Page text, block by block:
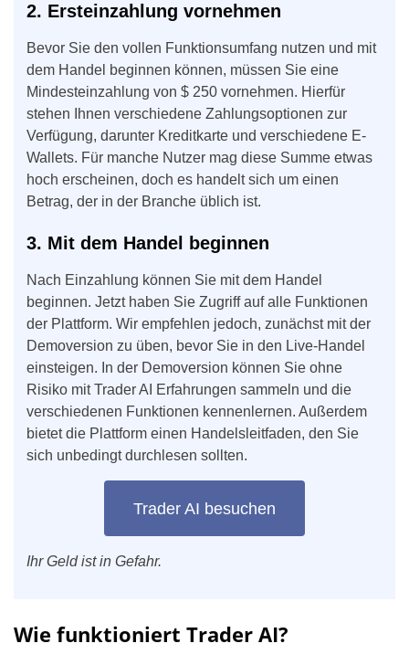
2. Ersteinzahlung vornehmen
Bevor Sie den vollen Funktionsumfang nutzen und mit
dem Handel beginnen können, müssen Sie eine
Mindesteinzahlung von $ 250 vornehmen. Hierfür
stehen Ihnen verschiedene Zahlungsoptionen zur
Verfügung, darunter Kreditkarte und verschiedene E-
Wallets. Für manche Nutzer mag diese Summe etwas
hoch erscheinen, doch es handelt sich um einen
Betrag, der in der Branche üblich ist.
3. Mit dem Handel beginnen
Nach Einzahlung können Sie mit dem Handel
beginnen. Jetzt haben Sie Zugriff auf alle Funktionen
der Plattform. Wir empfehlen jedoch, zunächst mit der
Demoversion zu üben, bevor Sie in den Live-Handel
einsteigen. In der Demoversion können Sie ohne
Risiko mit Trader AI Erfahrungen sammeln und die
verschiedenen Funktionen kennenlernen. Außerdem
bietet die Plattform einen Handelsleitfaden, den Sie
sich unbedingt durchlesen sollten.
Trader AI besuchen
Ihr Geld ist in Gefahr.
Wie funktioniert Trader AI?